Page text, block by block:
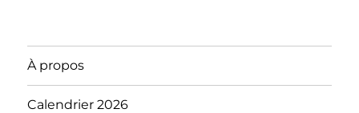
À propos
Calendrier 2026